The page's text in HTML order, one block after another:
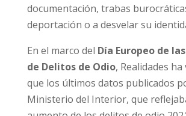
documentación, trabas
deportación o a desvelar su
En el marco del Día Europeo de
de Delitos de Odio, Realidades
que los últimos datos publicados
Ministerio del Interior, que